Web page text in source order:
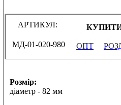
АРТИКУЛ:
МД-01-020-980 ОПТ
Розмір:
діаметр - 82 мм